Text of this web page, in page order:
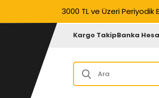
3000 TL ve Üzeri Periyodik
Kargo TakipBanka